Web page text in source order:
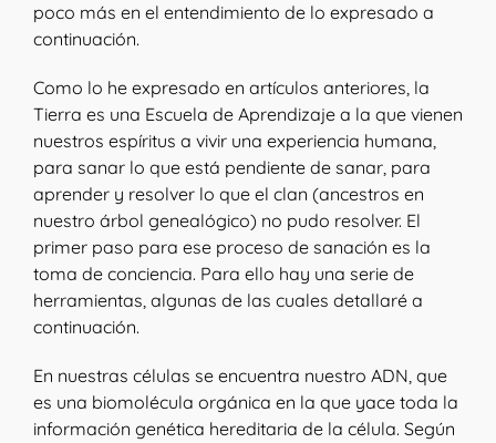
poco más en el entendimiento de lo expresado a
continuación.
Como lo he expresado en artículos anteriores, la
Tierra es una Escuela de Aprendizaje a la que vienen
nuestros espíritus a vivir una experiencia humana,
para sanar lo que está pendiente de sanar, para
aprender y resolver lo que el clan (ancestros en
nuestro árbol genealógico) no pudo resolver. El
primer paso para ese proceso de sanación es la
toma de conciencia. Para ello hay una serie de
herramientas, algunas de las cuales detallaré a
continuación.
En nuestras células se encuentra nuestro ADN, que
es una biomolécula orgánica en la que yace toda la
información genética hereditaria de la célula. Según